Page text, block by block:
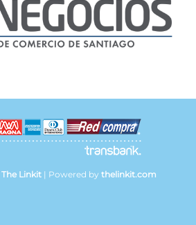
The Linkit| Powered by thelinkit.com